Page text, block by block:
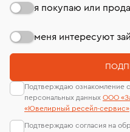
я покупаю или
меня интересуют
Подтверждаю ознакомление
персональных данных ООО
«Ювелирный ресейл-сервиc»
Подтверждаю согласия на